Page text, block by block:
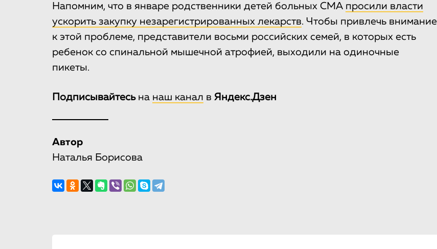
Напомним, что в январе родственники детей больных СМА просили власти
ускорить закупку незарегистрированных лекарств. Чтобы привлечь внимание
к этой проблеме, представители восьми российских семей, в которых есть
ребенок со спинальной мышечной атрофией, выходили на одиночные
пикеты.
Подписывайтесьна наш канал в Яндекс.Дзен
Автор
Наталья Борисова